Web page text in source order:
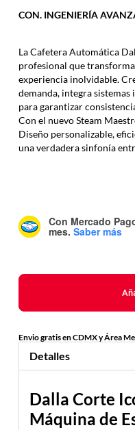
CON. INGENIERÍA
La Cafetera Automática
profesional que
experiencia inolvidable.
demanda, integra sistemas
para garantizar
Con el nuevo Steam
Diseño personalizable,
una verdadera sinfonía
Con Mercado
mes. Saber más
Envio gratis en CDMX y Área
Detalles
Dalla Corte
Máquina de